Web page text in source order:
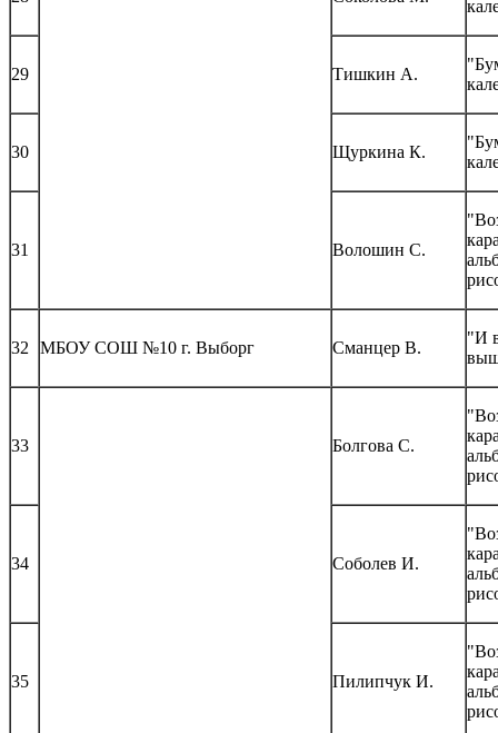
29 Тишкин А.
30 Щуркина К.
31 Волошин С.
32 МБОУ СОШ №10 г. Выборг Сманцер В.
"И
33 Болгова С.
34 Соболев И.
35 Пилипчук И.